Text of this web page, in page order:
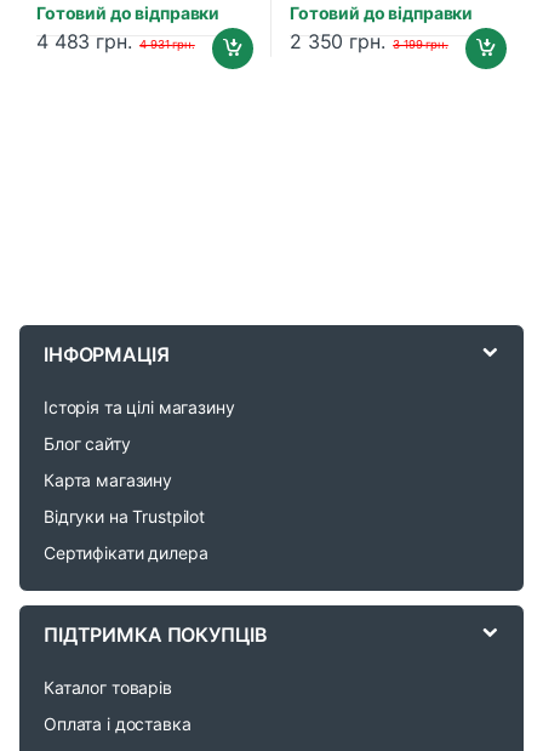
Готовий до відправки
4 483 грн. 4 931грн.
Готовий до відправки
2 350 грн. 3 199грн.
C
ІНФОРМАЦІЯ
Історія та цілі магазину
Блог сайту
Карта магазину
Відгуки на Trustpilot
Сертифікати дилера
ПІДТРИМКА ПОКУПЦІВ
Каталог товарів
Оплата і доставка